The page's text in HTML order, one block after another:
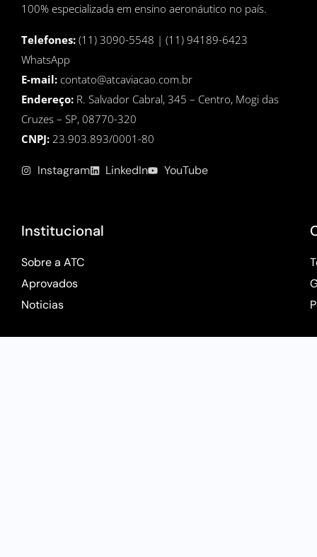
100% especializada em ensino aeronáutico no país.
Telefones: (11) 3090-5548 | (11) 94189-6423
WhatsApp
E-mail: contato@atcaviacao.com.br
Endereço: R. Salvador Cabral, 345 – Centro, Mogi das
Cruzes – SP, 08770-320
CNPJ: 23.903.893/0001-80
Instagram LinkedIn YouTube
Institucional
Sobre a ATC
Aprovados
Noticias